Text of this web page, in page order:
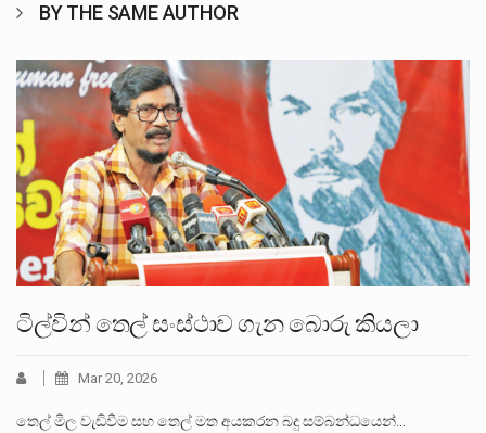
BY THE SAME AUTHOR
ටිල්වින් තෙල් සංස්ථාව ගැන බොරු කියලා
Mar 20, 2026
තෙල් මිල වැඩිවීම සහ තෙල් මත අයකරන බදු සම්බන්ධයෙන්…